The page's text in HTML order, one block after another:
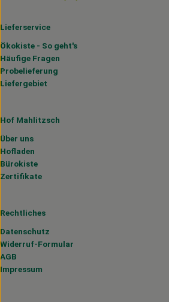
Lieferservice
Ökokiste - So geht's
Häufige Fragen
Probelieferung
Liefergebiet
Hof Mahlitzsch
Über uns
Hofladen
Bürokiste
Zertifikate
Rechtliches
Datenschutz
Widerruf-Formular
AGB
Impressum